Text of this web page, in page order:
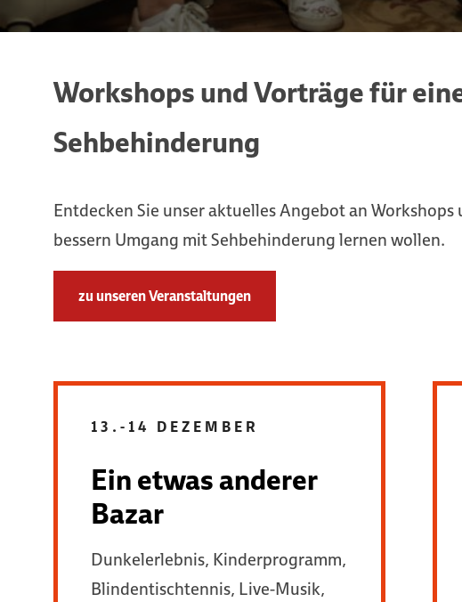
Workshops und Vorträge für
Sehbehinderung
Entdecken Sie unser aktuelles Angebot an
bessern Umgang mit Sehbehinderung lernen wollen.
zu unseren Veranstaltungen
13.-14 DEZEMBER
Ein etwas anderer
Bazar
Dunkelerlebnis, Kinderprogramm,
Blindentischtennis, Live-Musik,